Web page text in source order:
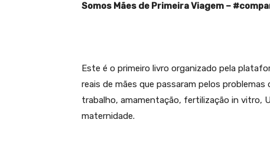
Somos Mães de Primeira Viagem –
Este é o primeiro livro organizado pela
reais de mães que passaram pelos
trabalho, amamentação, fertilização in vitro,
maternidade.